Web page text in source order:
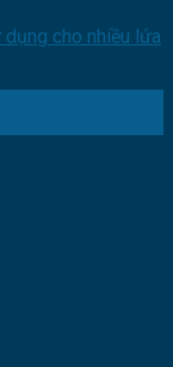
cho nhiều lứa